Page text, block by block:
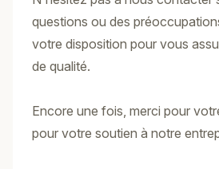
questions ou des
votre disposition pour vous
de qualité.
Encore une fois, merci pour
pour votre soutien à notre